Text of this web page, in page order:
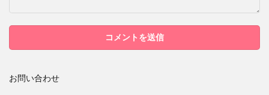
お問い合わせ